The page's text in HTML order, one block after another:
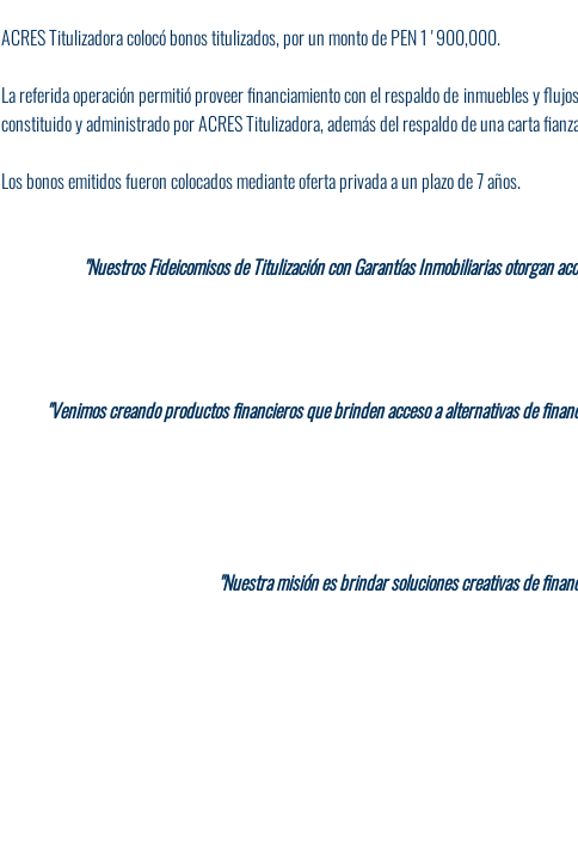
ACRES Titulizadora colocó bonos titulizados, por un monto de PEN 1 ' 900,000.
La referida operación permitió proveer financiamiento con el respaldo de inmuebles y
constituido y administrado por ACRES Titulizadora, además del respaldo de una carta
Los bonos emitidos fueron colocados mediante oferta privada a un plazo de 7 años.
"Nuestros Fideicomisos de Titulización con Garantías Inmobiliarias otorgan
"Venimos creando productos financieros que brinden acceso a alternativas de
"Nuestra misión es brindar soluciones creativas de